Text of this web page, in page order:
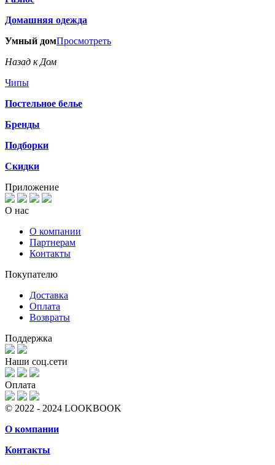
Домашняя одежда
Умный домПросмотреть
Назад к Дом
Чипы
Постельное белье
Бренды
Подборки
Скидки
Приложение
О нас
О компании
Партнерам
Контакты
Покупателю
Доставка
Оплата
Возвраты
Поддержка
Наши соц.сети
Оплата
© 2022 - 2024 LOOKBOOK
О компании
Контакты